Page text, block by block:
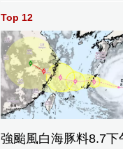
Top 12
強颱風白海豚料8.7下